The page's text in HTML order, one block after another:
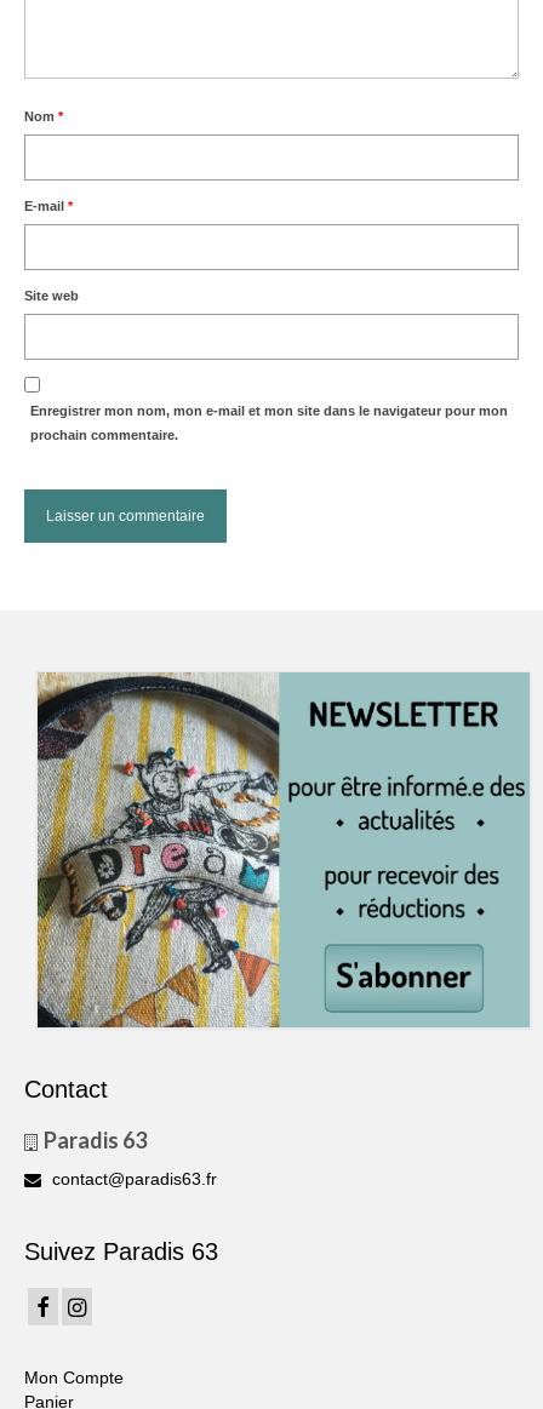
Nom *
E-mail *
Site web
Enregistrer mon nom, mon e-mail et mon site dans le navigateur pour mon
prochain commentaire.
Contact
Paradis 63
contact@paradis63.fr
Suivez Paradis 63
Mon Compte
Panier